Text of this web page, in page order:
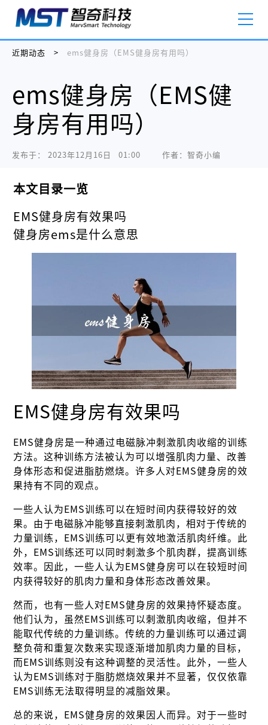
近期动态 > ems健身房（EMS健身房有用吗）
ems健身房（EMS健
身房有用吗）
发布于： 2023年12月16日   01:00 作者：智奇小编
本文目录一览
EMS健身房有效果吗
健身房ems是什么意思
EMS健身房有效果吗
EMS健身房是一种通过电磁脉冲刺激肌肉收缩的训练
方法。这种训练方法被认为可以增强肌肉力量、改善
身体形态和促进脂肪燃烧。许多人对EMS健身房的效
果持有不同的观点。
一些人认为EMS训练可以在短时间内获得较好的效
果。由于电磁脉冲能够直接刺激肌肉，相对于传统的
力量训练，EMS训练可以更有效地激活肌肉纤维。此
外，EMS训练还可以同时刺激多个肌肉群，提高训练
效率。因此，一些人认为EMS健身房可以在较短时间
内获得较好的肌肉力量和身体形态改善效果。
然而，也有一些人对EMS健身房的效果持怀疑态度。
他们认为，虽然EMS训练可以刺激肌肉收缩，但并不
能取代传统的力量训练。传统的力量训练可以通过调
整负荷和重复次数来实现逐渐增加肌肉力量的目标，
而EMS训练则没有这种调整的灵活性。此外，一些人
认为EMS训练对于脂肪燃烧效果并不显著，仅仅依靠
EMS训练无法取得明显的减脂效果。
总的来说，EMS健身房的效果因人而异。对于一些时